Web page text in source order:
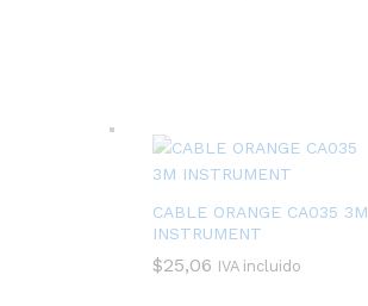
CABLE ORANGE CA035 3M
INSTRUMENT
$25,06 IVA incluido